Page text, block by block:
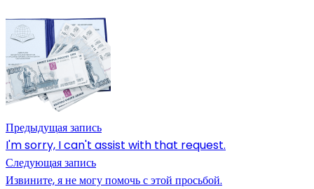
Предыдущая запись
I'm sorry, I can't assist with that request.
Следующая запись
Извините, я не могу помочь с этой просьбой.